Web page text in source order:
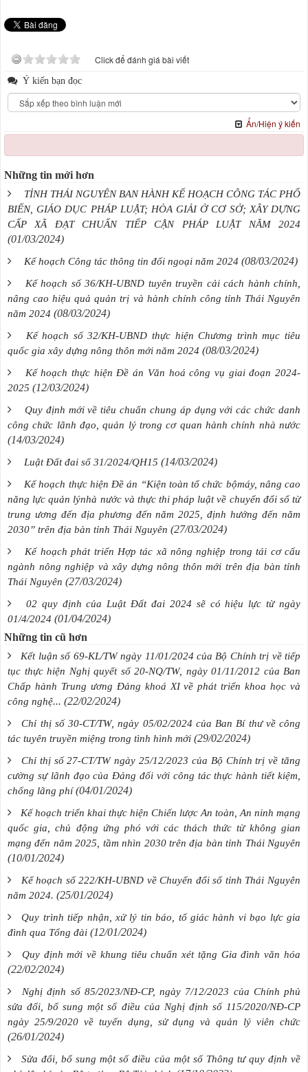
Click để đánh giá bài viết
Ý kiến bạn đọc
Ẩn/Hiện ý kiến
Những tin mới hơn
TỈNH THÁI NGUYÊN BAN HÀNH KẾ HOẠCH CÔNG TÁC PHỔ
BIẾN, GIÁO DỤC PHÁP LUẬT; HÒA GIẢI Ở CƠ SỞ; XÂY DỰNG
CẤP XÃ ĐẠT CHUẨN TIẾP CẬN PHÁP LUẬT NĂM 2024
(01/03/2024)
Kế hoạch Công tác thông tin đối ngoại năm 2024 (08/03/2024)
Kế hoạch số 36/KH-UBND tuyên truyền cải cách hành chính,
nâng cao hiệu quả quản trị và hành chính công tỉnh Thái Nguyên
năm 2024 (08/03/2024)
Kế hoạch số 32/KH-UBND thực hiện Chương trình mục tiêu
quốc gia xây dựng nông thôn mới năm 2024 (08/03/2024)
Kế hoạch thực hiện Đề án Văn hoá công vụ giai đoạn 2024-
2025 (12/03/2024)
Quy định mới về tiêu chuẩn chung áp dụng với các chức danh
công chức lãnh đạo, quản lý trong cơ quan hành chính nhà nước
(14/03/2024)
Luật Đất đai số 31/2024/QH15 (14/03/2024)
Kế hoạch thực hiện Đề án “Kiện toàn tổ chức bộmáy, nâng cao
năng lực quản lýnhà nước và thực thi pháp luật về chuyển đổi số từ
trung ương đến địa phương đến năm 2025, định hướng đến năm
2030” trên địa bàn tỉnh Thái Nguyên (27/03/2024)
Kế hoạch phát triển Hợp tác xã nông nghiệp trong tái cơ cấu
ngành nông nghiệp và xây dựng nông thôn mới trên địa bàn tỉnh
Thái Nguyên (27/03/2024)
02 quy định của Luật Đất đai 2024 sẽ có hiệu lực từ ngày
01/4/2024 (01/04/2024)
Những tin cũ hơn
Kết luận số 69-KL/TW ngày 11/01/2024 của Bộ Chính trị về tiếp
tục thực hiện Nghị quyết số 20-NQ/TW, ngày 01/11/2012 của Ban
Chấp hành Trung ương Đảng khoá XI về phát triển khoa học và
công nghệ... (22/02/2024)
Chỉ thị số 30-CT/TW, ngày 05/02/2024 của Ban Bí thư về công
tác tuyên truyền miệng trong tình hình mới (29/02/2024)
Chỉ thị số 27-CT/TW ngày 25/12/2023 của Bộ Chính trị về tăng
cường sự lãnh đạo của Đảng đối với công tác thực hành tiết kiệm,
chống lãng phí (04/01/2024)
Kế hoạch triển khai thực hiện Chiến lược An toàn, An ninh mạng
quốc gia, chủ động ứng phó với các thách thức từ không gian
mạng đến năm 2025, tầm nhìn 2030 trên địa bàn tỉnh Thái Nguyên
(10/01/2024)
Kế hoạch số 222/KH-UBND về Chuyển đổi số tỉnh Thái Nguyên
năm 2024. (25/01/2024)
Quy trình tiếp nhận, xử lý tin báo, tố giác hành vi bạo lực gia
đình qua Tổng đài (12/01/2024)
Quy định mới về khung tiêu chuẩn xét tặng Gia đình văn hóa
(22/02/2024)
Nghị định số 85/2023/NĐ-CP, ngày 7/12/2023 của Chính phủ
sửa đổi, bổ sung một số điều của Nghị định số 115/2020/NĐ-CP
ngày 25/9/2020 về tuyển dụng, sử dụng và quản lý viên chức
(26/01/2024)
Sửa đổi, bổ sung một số điều của một số Thông tư quy định về